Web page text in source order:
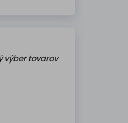
výber tovarov